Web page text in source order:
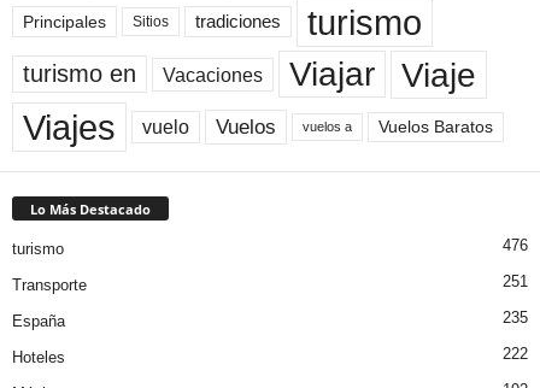
Principales Sitios tradiciones turismo
turismo en Vacaciones Viajar Viaje
Viajes vuelo Vuelos vuelos a Vuelos Baratos
Lo Más Destacado
turismo 476
Transporte 251
España 235
Hoteles 222